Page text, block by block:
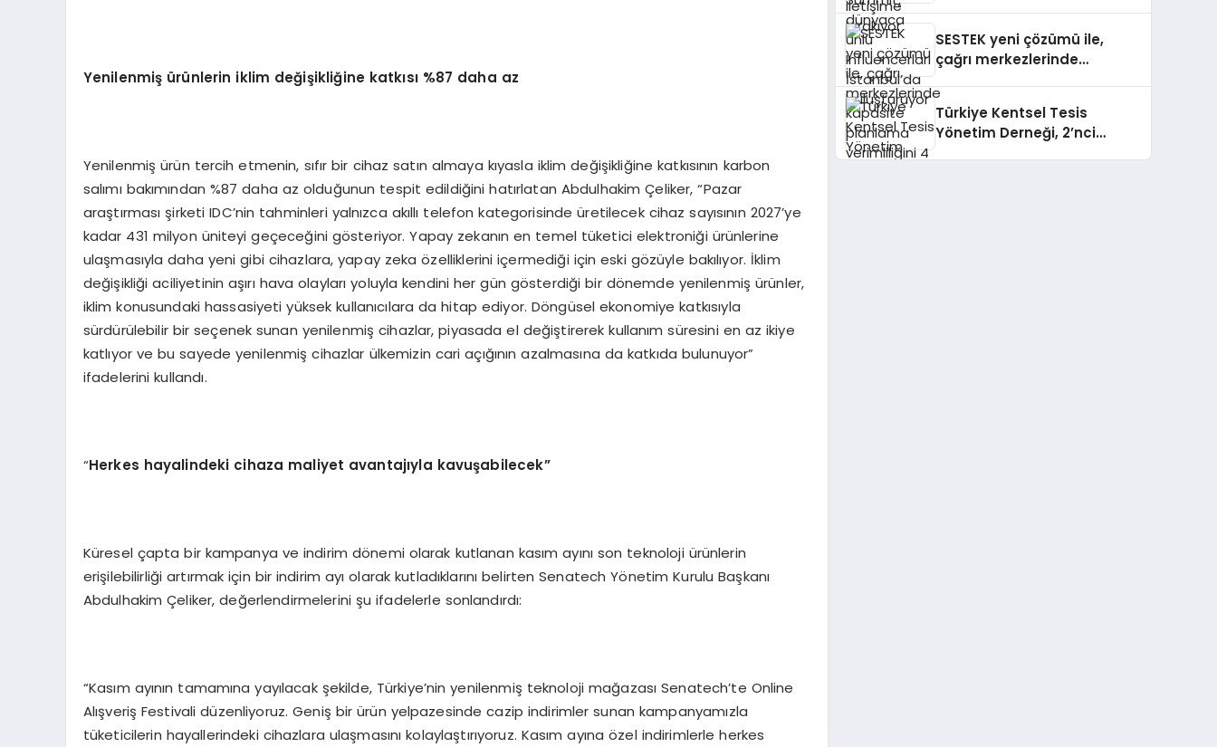
Yenilenmiş ürünlerin iklim değişikliğine katkısı %87 daha az
Yenilenmiş ürün tercih etmenin, sıfır bir cihaz satın almaya kıyasla iklim değişikliğine katkısının karbon
salımı bakımından %87 daha az olduğunun tespit edildiğini hatırlatan Abdulhakim Çeliker, “Pazar
araştırması şirketi IDC’nin tahminleri yalnızca akıllı telefon kategorisinde üretilecek cihaz sayısının 2027’ye
kadar 431 milyon üniteyi geçeceğini gösteriyor. Yapay zekanın en temel tüketici elektroniği ürünlerine
ulaşmasıyla daha yeni gibi cihazlara, yapay zeka özelliklerini içermediği için eski gözüyle bakılıyor. İklim
değişikliği aciliyetinin aşırı hava olayları yoluyla kendini her gün gösterdiği bir dönemde yenilenmiş ürünler,
iklim konusundaki hassasiyeti yüksek kullanıcılara da hitap ediyor. Döngüsel ekonomiye katkısıyla
sürdürülebilir bir seçenek sunan yenilenmiş cihazlar, piyasada el değiştirerek kullanım süresini en az ikiye
katlıyor ve bu sayede yenilenmiş cihazlar ülkemizin cari açığının azalmasına da katkıda bulunuyor”
ifadelerini kullandı.
“Herkes hayalindeki cihaza maliyet avantajıyla kavuşabilecek”
Küresel çapta bir kampanya ve indirim dönemi olarak kutlanan kasım ayını son teknoloji ürünlerin
erişilebilirliği artırmak için bir indirim ayı olarak kutladıklarını belirten Senatech Yönetim Kurulu Başkanı
Abdulhakim Çeliker, değerlendirmelerini şu ifadelerle sonlandırdı:
“Kasım ayının tamamına yayılacak şekilde, Türkiye’nin yenilenmiş teknoloji mağazası Senatech’te Online
Alışveriş Festivali düzenliyoruz. Geniş bir ürün yelpazesinde cazip indirimler sunan kampanyamızla
tüketicilerin hayallerindeki cihazlara ulaşmasını kolaylaştırıyoruz. Kasım ayına özel indirimlerle herkes
SESTEK yeni çözümü ile,
çağrı merkezlerinde
verimliliğini 4 kat artırıyor
Türkiye Kentsel Tesis
Yönetim Derneği, 2’nci